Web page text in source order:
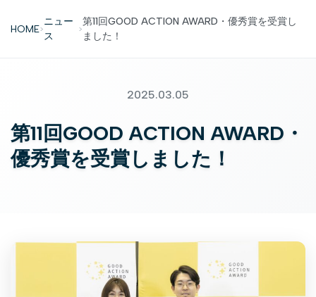
HOME>
ニュー
ス
>
第11回GOOD ACTION AWARD・優秀賞を受賞し
ました！
2025.03.05
第11回GOOD ACTION AWARD・
優秀賞を受賞しました！